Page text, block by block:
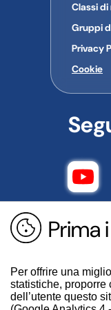
Prima
Per offrire una
statistiche, proporre
dell’utente questo
Classi
Gruppi
Privacy
Cookie